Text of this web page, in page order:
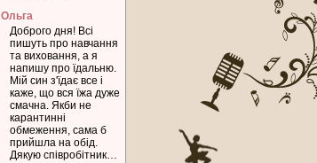
Ольга
Доброго дня! Всі
пишуть про навчання
та виховання, а я
напишу про їдальню.
Мій син з'їдає все і
каже, що вся їжа дуже
смачна. Якби не
карантинні
обмеження, сама б
прийшла на обід.
Дякую співробітник…